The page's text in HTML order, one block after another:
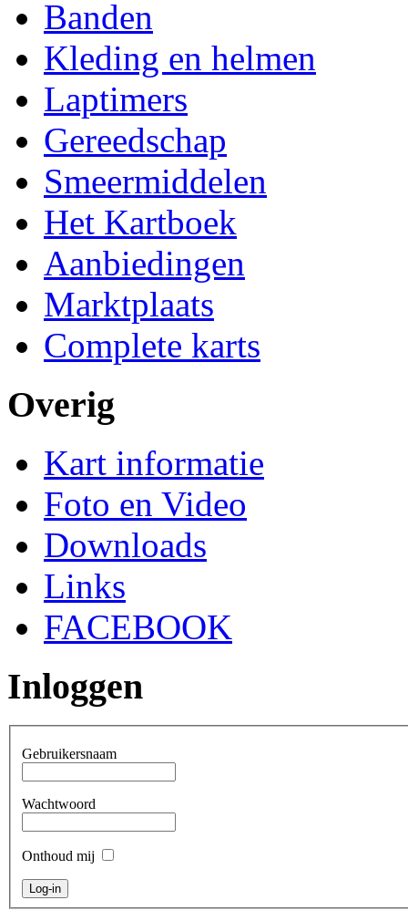
Banden
Kleding en helmen
Laptimers
Gereedschap
Smeermiddelen
Het Kartboek
Aanbiedingen
Marktplaats
Complete karts
Overig
Kart informatie
Foto en Video
Downloads
Links
FACEBOOK
Inloggen
Gebruikersnaam
Wachtwoord
Onthoud mij